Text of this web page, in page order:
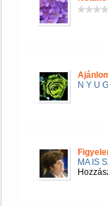
N Y U
MA IS